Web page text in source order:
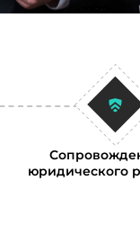
юридического